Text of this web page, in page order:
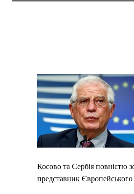
Косово та Сербія повністю
представник Європейського